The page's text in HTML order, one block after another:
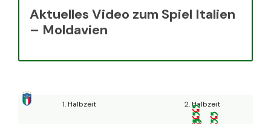
Aktuelles Video zum Spiel Italien
– Moldavien
1. Halbzeit 2. Halbzeit